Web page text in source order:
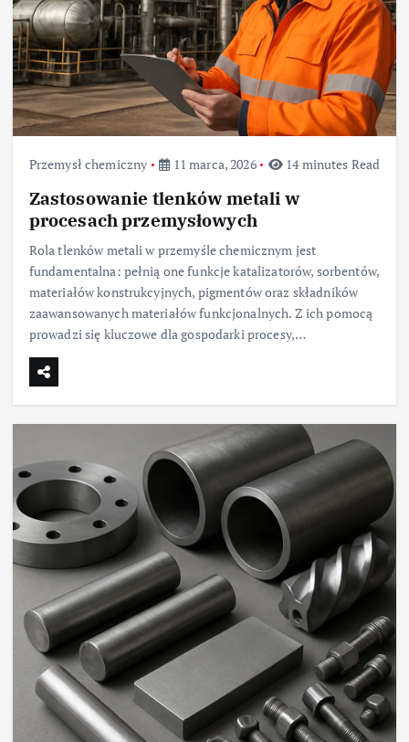
Przemysł chemiczny 11 marca, 2026 14 minutes Read
Zastosowanie tlenków metali w
procesach przemysłowych
Rola tlenków metali w przemyśle chemicznym jest
fundamentalna: pełnią one funkcje katalizatorów, sorbentów,
materiałów konstrukcyjnych, pigmentów oraz składników
zaawansowanych materiałów funkcjonalnych. Z ich pomocą
prowadzi się kluczowe dla gospodarki procesy,…